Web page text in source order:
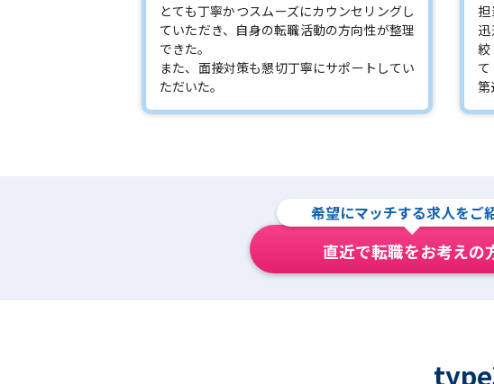
とても丁寧かつスムーズにカウンセリングし
ていただき、自身の転職活動の方向性が整理
できた。
また、面接対策も懇切丁寧にサポートしてい
ただいた。
担
絞
第
希望にマッチする求人をご
直近で転職をお考えの
type